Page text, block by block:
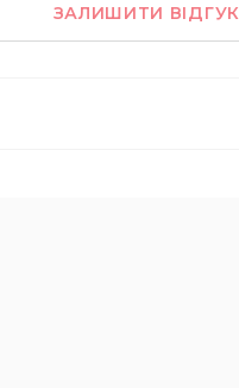
ЗАЛИШИТИ ВІДГУК